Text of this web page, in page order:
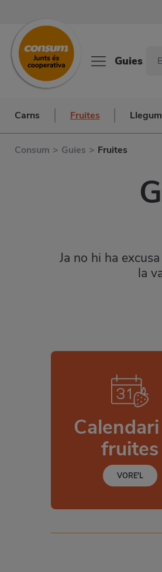
Guies
Carns Fruites
Consum > Guies > Fruites
Ja no hi ha
la
fruites
VORE'L